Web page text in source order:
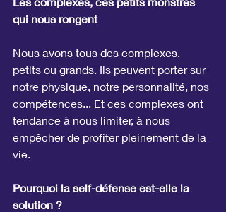
qui nous rongent
Nous avons tous des complexes,
petits ou grands. Ils peuvent porter sur
notre physique, notre personnalité, nos
compétences... Et ces complexes ont
tendance à nous limiter, à nous
empêcher de profiter pleinement de la
vie.
Pourquoi la self-défense est-elle la
solution ?